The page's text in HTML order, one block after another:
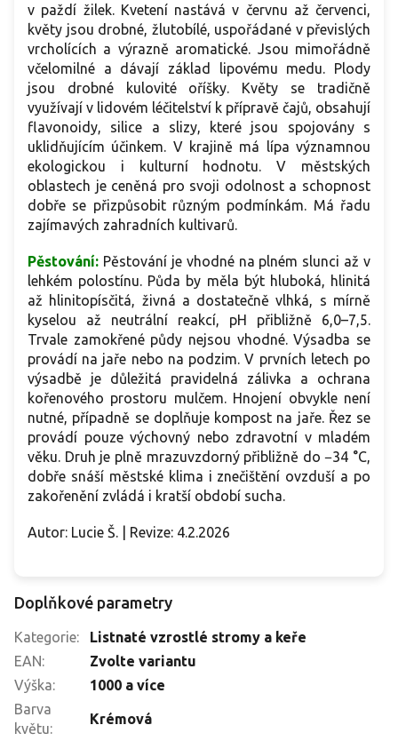
v paždí žilek. Kvetení nastává v červnu až červenci,
květy jsou drobné, žlutobílé, uspořádané v převislých
vrcholících a výrazně aromatické. Jsou mimořádně
včelomilné a dávají základ lipovému medu. Plody
jsou drobné kulovité oříšky. Květy se tradičně
využívají v lidovém léčitelství k přípravě čajů, obsahují
flavonoidy, silice a slizy, které jsou spojovány s
uklidňujícím účinkem. V krajině má lípa významnou
ekologickou i kulturní hodnotu. V městských
oblastech je ceněná pro svoji odolnost a schopnost
dobře se přizpůsobit různým podmínkám. Má řadu
zajímavých zahradních kultivarů.
Pěstování: Pěstování je vhodné na plném slunci až v
lehkém polostínu. Půda by měla být hluboká, hlinitá
až hlinitopísčitá, živná a dostatečně vlhká, s mírně
kyselou až neutrální reakcí, pH přibližně 6,0–7,5.
Trvale zamokřené půdy nejsou vhodné. Výsadba se
provádí na jaře nebo na podzim. V prvních letech po
výsadbě je důležitá pravidelná zálivka a ochrana
kořenového prostoru mulčem. Hnojení obvykle není
nutné, případně se doplňuje kompost na jaře. Řez se
provádí pouze výchovný nebo zdravotní v mladém
věku. Druh je plně mrazuvzdorný přibližně do −34 °C,
dobře snáší městské klima i znečištění ovzduší a po
zakořenění zvládá i kratší období sucha.
Autor: Lucie Š. | Revize: 4.2.2026
Doplňkové parametry
Kategorie:
Listnaté vzrostlé stromy a keře
EAN:
Zvolte variantu
Výška:
1000 a více
Barva
květu:
Krémová